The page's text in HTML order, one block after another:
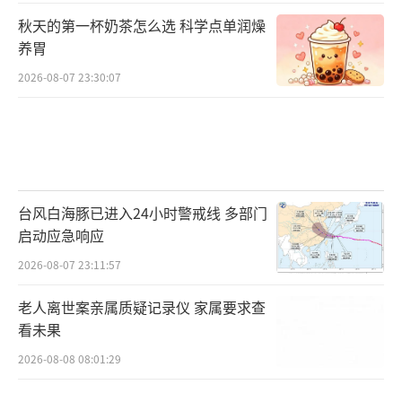
秋天的第一杯奶茶怎么选 科学点单润燥
养胃
2026-08-07 23:30:07
台风白海豚已进入24小时警戒线 多部门
启动应急响应
2026-08-07 23:11:57
老人离世案亲属质疑记录仪 家属要求查
看未果
2026-08-08 08:01:29